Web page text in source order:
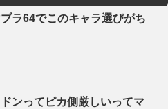
ブラ64でこのキャラ選びがち
ドンってピカ側厳しいってマ